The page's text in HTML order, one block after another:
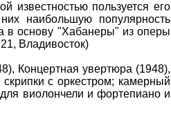
пользуется его
наибольшую популярность
в основу "Хабанеры" из оперы
Владивосток)
Концертная увертюра (1948),
с оркестром; камерный
для виолончели и фортепиано и